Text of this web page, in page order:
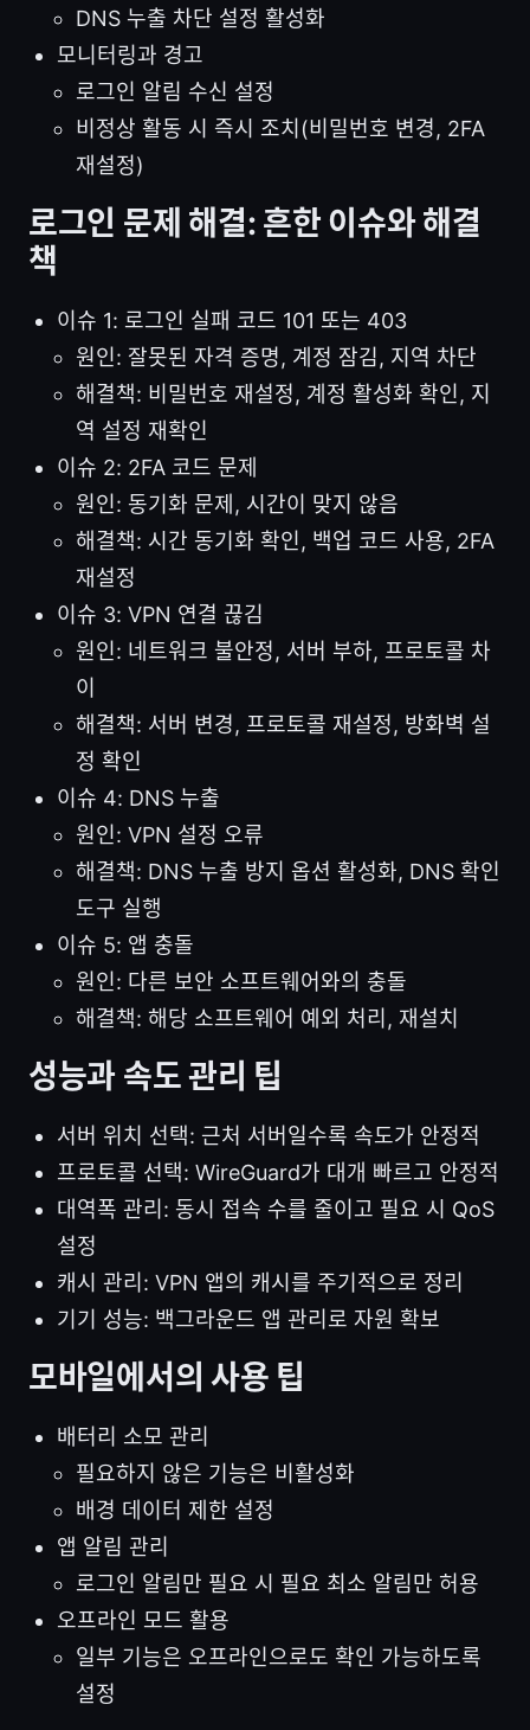
DNS 누출 차단 설정 활성화
모니터링과 경고
로그인 알림 수신 설정
비정상 활동 시 즉시 조치(비밀번호 변경, 2FA
재설정)
로그인 문제 해결: 흔한 이슈와 해결
책
이슈 1: 로그인 실패 코드 101 또는 403
원인: 잘못된 자격 증명, 계정 잠김, 지역 차단
해결책: 비밀번호 재설정, 계정 활성화 확인, 지
역 설정 재확인
이슈 2: 2FA 코드 문제
원인: 동기화 문제, 시간이 맞지 않음
해결책: 시간 동기화 확인, 백업 코드 사용, 2FA
재설정
이슈 3: VPN 연결 끊김
원인: 네트워크 불안정, 서버 부하, 프로토콜 차
이
해결책: 서버 변경, 프로토콜 재설정, 방화벽 설
정 확인
이슈 4: DNS 누출
원인: VPN 설정 오류
해결책: DNS 누출 방지 옵션 활성화, DNS 확인
도구 실행
이슈 5: 앱 충돌
원인: 다른 보안 소프트웨어와의 충돌
해결책: 해당 소프트웨어 예외 처리, 재설치
성능과 속도 관리 팁
서버 위치 선택: 근처 서버일수록 속도가 안정적
프로토콜 선택: WireGuard가 대개 빠르고 안정적
대역폭 관리: 동시 접속 수를 줄이고 필요 시 QoS
설정
캐시 관리: VPN 앱의 캐시를 주기적으로 정리
기기 성능: 백그라운드 앱 관리로 자원 확보
모바일에서의 사용 팁
배터리 소모 관리
필요하지 않은 기능은 비활성화
배경 데이터 제한 설정
앱 알림 관리
로그인 알림만 필요 시 필요 최소 알림만 허용
오프라인 모드 활용
일부 기능은 오프라인으로도 확인 가능하도록
설정